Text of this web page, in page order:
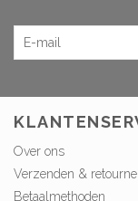
Over ons
Verzenden &
Betaalmethoden